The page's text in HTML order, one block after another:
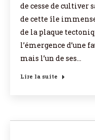
de cesse de cultiver
de cette île
de la plaque
l’émergence d’une
mais l’un de ses…
Lire la suite